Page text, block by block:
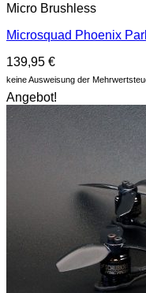
Micro Brushless
Microsquad Phoenix
139,95 €
keine Ausweisung der
Angebot!